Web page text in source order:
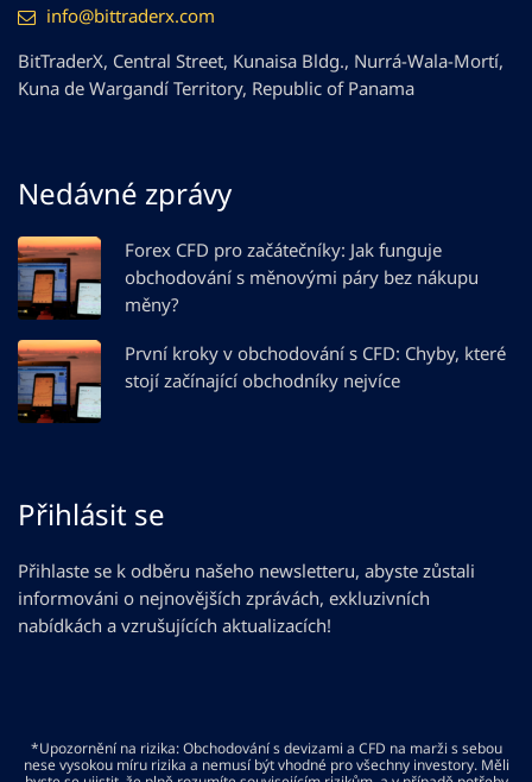
info@bittraderx.com
BitTraderX, Central Street, Kunaisa Bldg., Nurrá-Wala-Mortí,
Kuna de Wargandí Territory, Republic of Panama
Nedávné zprávy
Forex CFD pro začátečníky: Jak funguje
obchodování s měnovými páry bez nákupu
měny?
První kroky v obchodování s CFD: Chyby, které
stojí začínající obchodníky nejvíce
Přihlásit se
Přihlaste se k odběru našeho newsletteru, abyste zůstali
informováni o nejnovějších zprávách, exkluzivních
nabídkách a vzrušujících aktualizacích!
*Upozornění na rizika: Obchodování s devizami a CFD na marži s sebou
nese vysokou míru rizika a nemusí být vhodné pro všechny investory. Měli